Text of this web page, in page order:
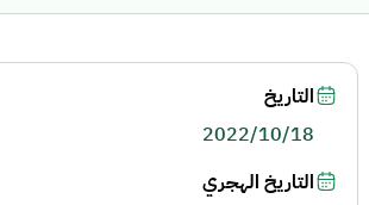
التاريخ
2022/10/18
التاريخ الهجري